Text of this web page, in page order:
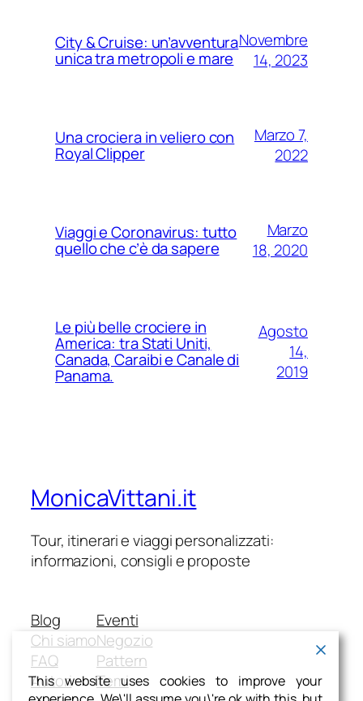
City & Cruise: un’avventura
unica tra metropoli e mare
Novembre
14, 2023
Una crociera in veliero con
Royal Clipper
Marzo 7,
2022
Viaggi e Coronavirus: tutto
quello che c’è da sapere
Marzo
18, 2020
Le più belle crociere in
America: tra Stati Uniti,
Canada, Caraibi e Canale di
Panama.
Agosto
14,
2019
MonicaVittani.it
Tour, itinerari e viaggi personalizzati:
informazioni, consigli e proposte
Blog
Chi siamo
FAQ
Autori
Eventi
Negozio
Pattern
Temi
This website uses cookies to improve your